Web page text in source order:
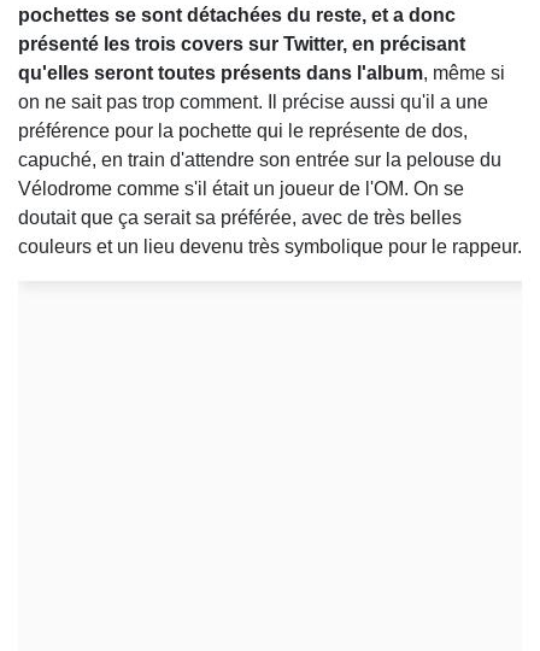
pochettes se sont détachées du reste, et a donc
présenté les trois covers sur Twitter, en précisant
qu'elles seront toutes présents dans l'album, même si
on ne sait pas trop comment. Il précise aussi qu'il a une
préférence pour la pochette qui le représente de dos,
capuché, en train d'attendre son entrée sur la pelouse du
Vélodrome comme s'il était un joueur de l'OM. On se
doutait que ça serait sa préférée, avec de très belles
couleurs et un lieu devenu très symbolique pour le rappeur.